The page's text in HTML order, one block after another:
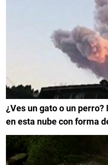
¿Ves un gato o un
en esta nube con forma